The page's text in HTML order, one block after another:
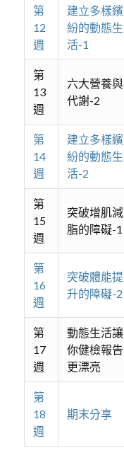
第
12
週
建立多樣繽
紛的動態生
活-1
第
13
週
六大營養與
代謝-2
第
14
週
建立多樣繽
紛的動態生
活-2
第
15
週
突破增肌減
脂的障礙-1
第
16
週
突破體能提
升的障礙-2
第
17
週
動態生活讓
你健檢報告
更漂亮
第
18
週
期末分享